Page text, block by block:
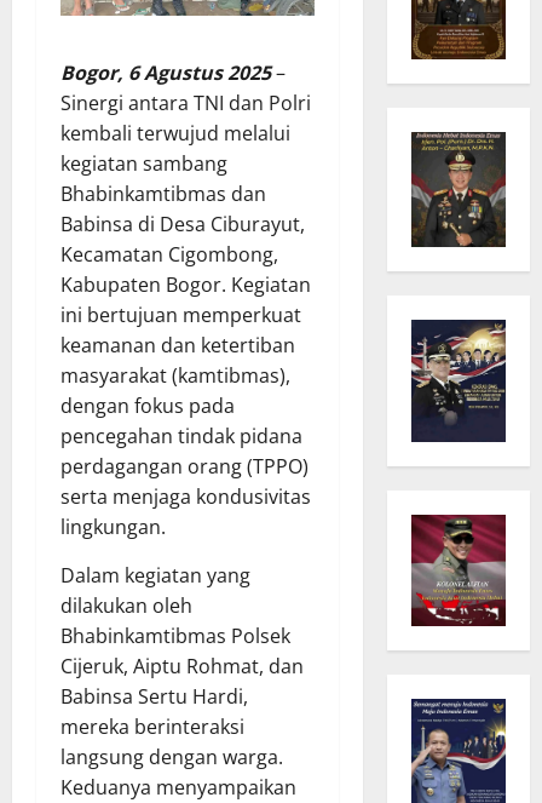
Bogor, 6 Agustus 2025–
Sinergi antara TNI dan Polri
kembali terwujud melalui
kegiatan sambang
Bhabinkamtibmas dan
Babinsa di Desa Ciburayut,
Kecamatan Cigombong,
Kabupaten Bogor. Kegiatan
ini bertujuan memperkuat
keamanan dan ketertiban
masyarakat (kamtibmas),
dengan fokus pada
pencegahan tindak pidana
perdagangan orang (TPPO)
serta menjaga kondusivitas
lingkungan.
Dalam kegiatan yang
dilakukan oleh
Bhabinkamtibmas Polsek
Cijeruk, Aiptu Rohmat, dan
Babinsa Sertu Hardi,
mereka berinteraksi
langsung dengan warga.
Keduanya menyampaikan